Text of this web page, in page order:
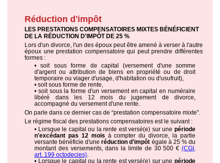
Réduction d'impôt
LES PRESTATIONS COMPENSATOIRES MIXTES BÉNÉFICIENT
DE LA RÉDUCTION D'IMPÔT DE 25 %
Lors d'un divorce, l'un des époux peut être amené à verser à l'autre
époux une prestation compensatoire qui peut prendre différentes
formes :
• soit sous forme de capital (versement d'une somme
d'argent ou attribution de biens en propriété ou de droit
temporaire ou viager d'usage, d'habitation ou d'usufruit),
• soit sous forme de rente,
• soit sous la forme d'un versement en capital en numéraire
libéré dans les 12 mois du jugement de divorce,
accompagné du versement d'une rente.
On parle dans ce dernier cas de “prestation compensatoire mixte”.
Le régime fiscal des prestations compensatoires est le suivant :
• Lorsque le capital ou la rente est versé(e) sur une période
n'excédant pas 12 mois à compter du divorce, la partie
versante bénéficie d'uneréduction d'impôt égale à 25 % du
montant des versements, dans la limite de 30 500 € (CGI,
art. 199 octodecies).
• Lorsque le capital ou la rente est versé(e) sur une période